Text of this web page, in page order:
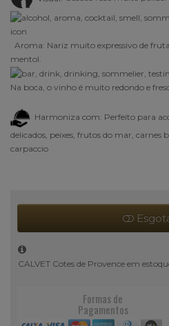
Aroma: Nariz muito expressivo de
mentol.
Na boca, o vinho é muito redondo e
Harmoniza com: Perfeito para
delicados, peixes, frutos do mar, carnes
carpaccio
CALVET Cotes de Provence em
Formas de
Pagamentos